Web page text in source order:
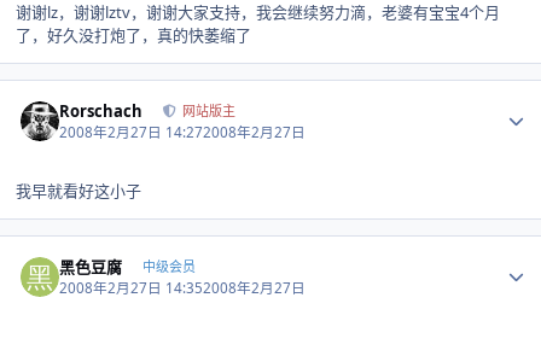
谢谢lz，谢谢lztv，谢谢大家支持，我会继续努力滴，老婆有宝宝4个月
了，好久没打炮了，真的快萎缩了
Rorschach 网站版主
2008年2月27日 14:272008年2月27日
我早就看好这小子
黑色豆腐 中级会员
2008年2月27日 14:352008年2月27日